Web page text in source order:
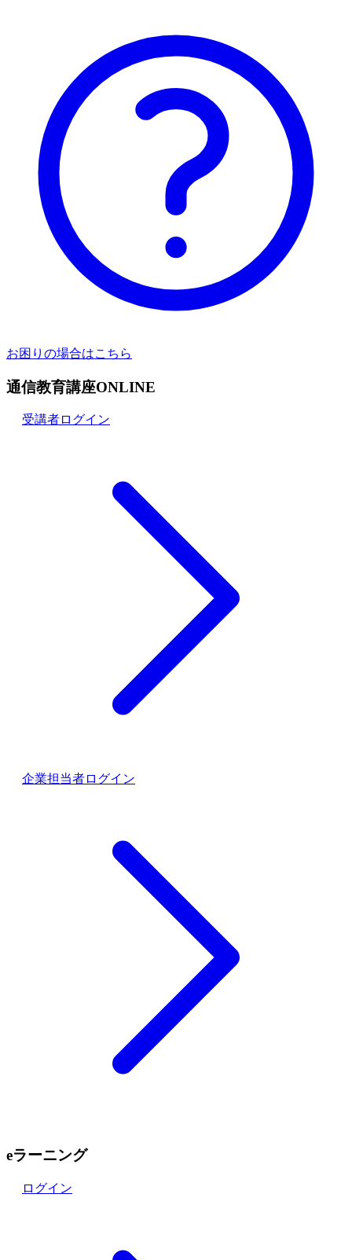
お困りの場合はこちら
通信教育講座ONLINE
受講者ログイン
企業担当者ログイン
eラーニング
ログイン